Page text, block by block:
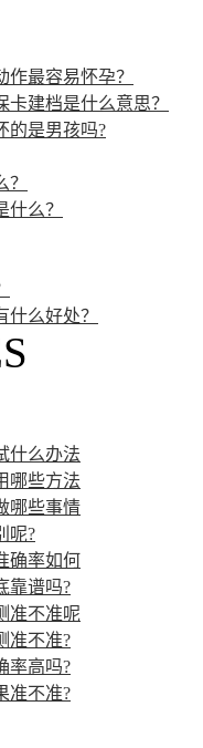
最容易怀孕？
建档是什么意思？
的是男孩吗?
么？
么好处？
什么办法
哪些方法
哪些事情
呢?
确率如何
靠谱吗?
准不准呢
准不准?
率高吗?
准不准?